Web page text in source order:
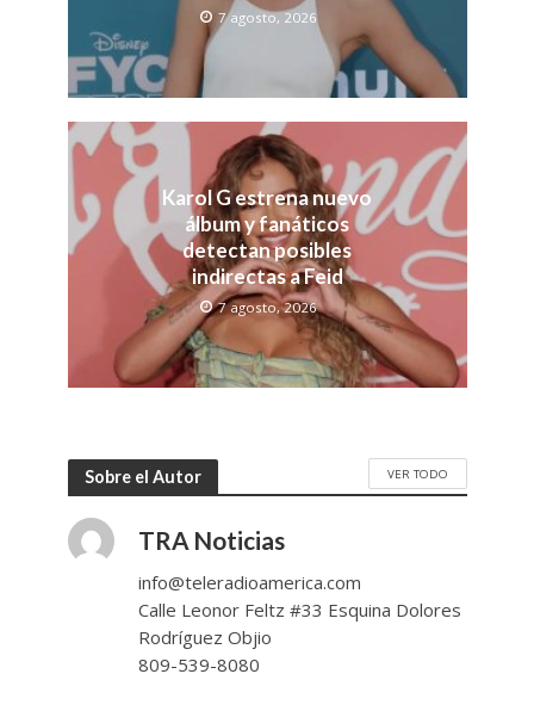
7 agosto, 2026
Karol G estrena nuevo
álbum y fanáticos
detectan posibles
indirectas a Feid
7 agosto, 2026
Sobre el Autor VER TODO
TRA Noticias
info@teleradioamerica.com
Calle Leonor Feltz #33 Esquina Dolores
Rodríguez Objio
809-539-8080